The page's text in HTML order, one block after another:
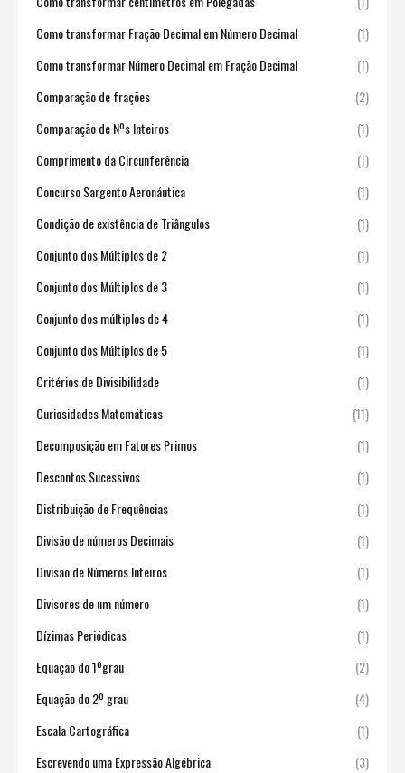
Como transformar Fração Decimal em Número Decimal
(1)
Como transformar Número Decimal em Fração Decimal
(1)
Comparação de frações
(2)
Comparação de Nºs Inteiros
(1)
Comprimento da Circunferência
(1)
Concurso Sargento Aeronáutica
(1)
Condição de existência de Triângulos
(1)
Conjunto dos Múltiplos de 2
(1)
Conjunto dos Múltiplos de 3
(1)
Conjunto dos múltiplos de 4
(1)
Conjunto dos Múltiplos de 5
(1)
Critérios de Divisibilidade
(1)
Curiosidades Matemáticas
(11)
Decomposição em Fatores Primos
(1)
Descontos Sucessivos
(1)
Distribuição de Frequências
(1)
Divisão de números Decimais
(1)
Divisão de Números Inteiros
(1)
Divisores de um número
(1)
Dízimas Periódicas
(1)
Equação do 1ºgrau
(2)
Equação do 2º grau
(4)
Escala Cartográfica
(1)
Escrevendo uma Expressão Algébrica
(3)